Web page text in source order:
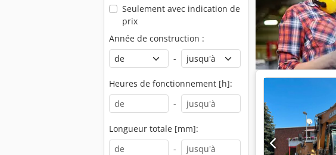
Seulement avec indication de
prix
Année de construction :
-
Heures de fonctionnement [h]:
-
Longueur totale [mm]:
-